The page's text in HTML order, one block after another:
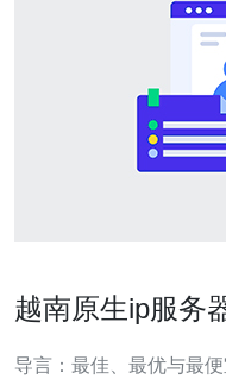
越南原生ip服务
导言：最佳、最优与最